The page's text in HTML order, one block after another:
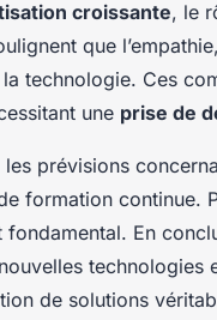
croissante, le
que
technologie. Ces
une prise de
prévisions
formation continue.
fondamental. En
de solutions